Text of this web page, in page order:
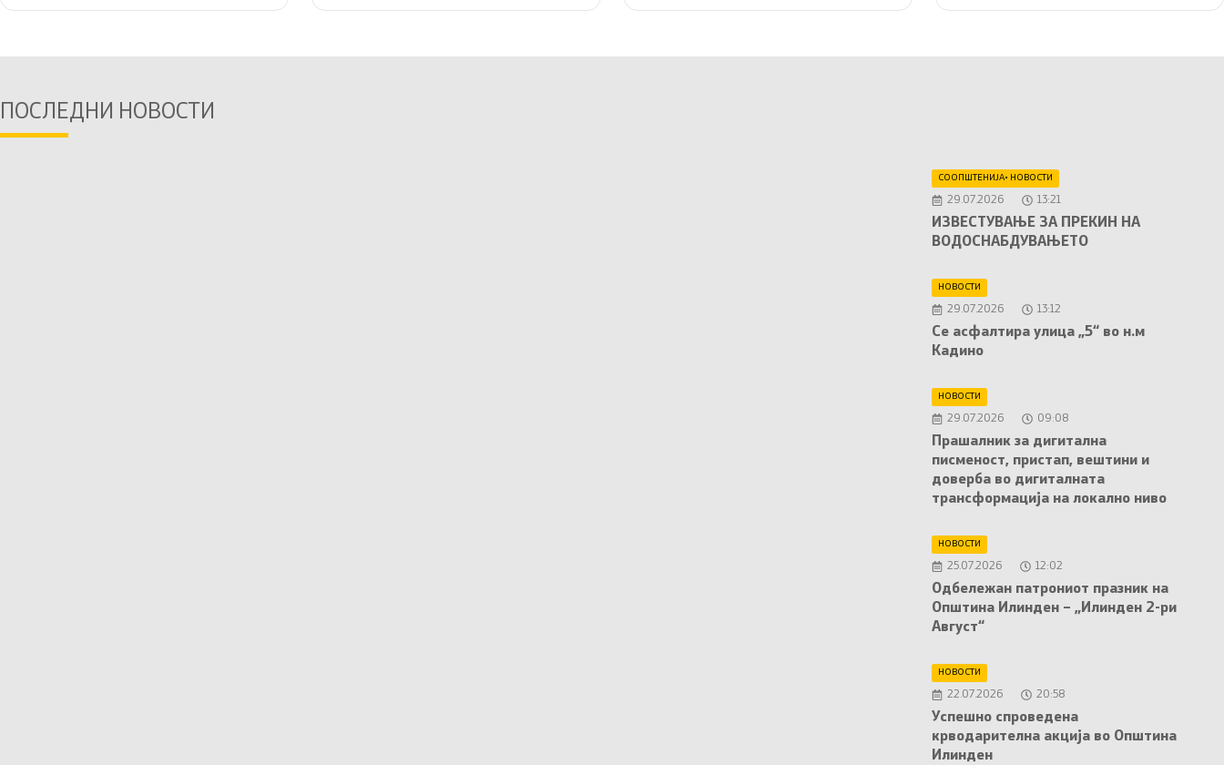
ПОСЛЕДНИ НОВОСТИ
СООПШТЕНИЈА• НОВОСТИ
29.07.2026 13:21
ИЗВЕСТУВАЊЕ ЗА ПРЕКИН НА
ВОДОСНАБДУВАЊЕТО
НОВОСТИ
29.07.2026 13:12
Се асфалтира улица „5“ во н.м
Кадино
НОВОСТИ
29.07.2026 09:08
Прашалник за дигитална
писменост, пристап, вештини и
доверба во дигиталната
трансформација на локално ниво
НОВОСТИ
25.07.2026 12:02
Oдбележан патрониот празник на
Општина Илинден – „Илинден 2-ри
Август“
НОВОСТИ
22.07.2026 20:58
Успешно спроведена
крводарителна акција во Општина
Илинден